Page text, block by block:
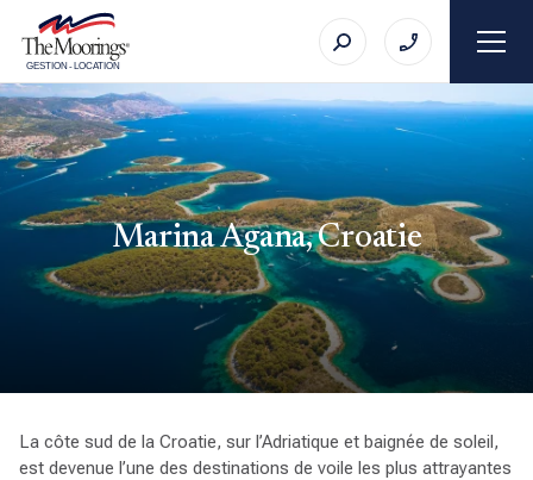
GESTION - LOCATION
Marina Agana, Croatie
La côte sud de la Croatie, sur l’Adriatique et baignée de soleil,
est devenue l’une des destinations de voile les plus attrayantes